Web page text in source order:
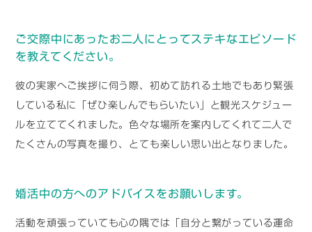
ご交際中にあったお二人にとってステキなエピソード
を教えてください。
彼の実家へご挨拶に伺う際、初めて訪れる土地でもあり緊張
している私に「ぜひ楽しんでもらいたい」と観光スケジュー
ルを立ててくれました。色々な場所を案内してくれて二人で
たくさんの写真を撮り、とても楽しい思い出となりました。
婚活中の方へのアドバイスをお願いします。
活動を頑張っていても心の隅では「自分と繋がっている運命